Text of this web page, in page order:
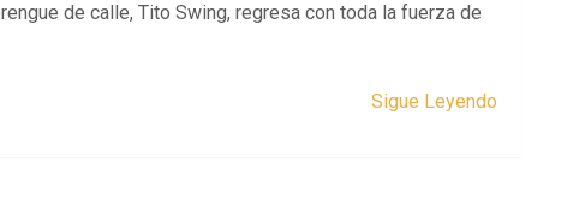
de calle, Tito Swing, regresa con toda la fuerza de
Sigue Leyendo